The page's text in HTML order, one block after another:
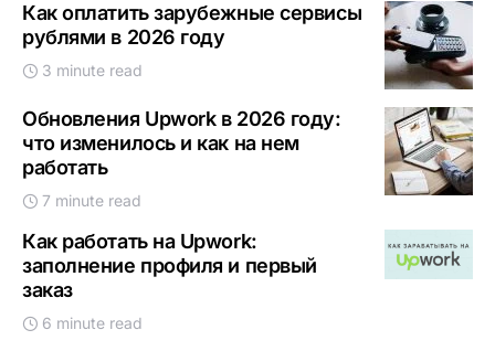
Как оплатить зарубежные сервисы
рублями в 2026 году
3 minute read
Обновления Upwork в 2026 году:
что изменилось и как на нем
работать
7 minute read
Как работать на Upwork:
заполнение профиля и первый
заказ
6 minute read